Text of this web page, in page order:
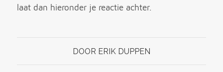
laat dan hieronder je reactie achter.
DOOR ERIK DUPPEN